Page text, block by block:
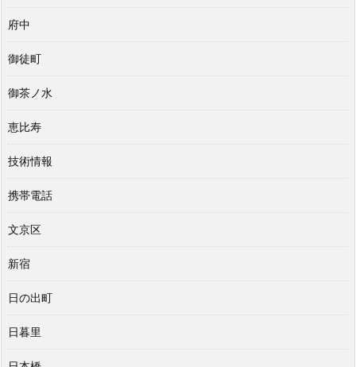
府中
御徒町
御茶ノ水
恵比寿
技術情報
携帯電話
文京区
新宿
日の出町
日暮里